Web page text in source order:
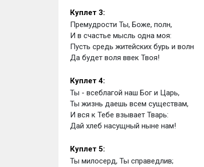
Куплет 3:
Премудрости Ты, Боже, полн,
И в счастье мысль одна моя:
Пусть средь житейских бурь и волн
Да будет воля ввек Твоя!
Куплет 4:
Ты - всеблагой наш Бог и Царь,
Ты жизнь даешь всем существам,
И вся к Тебе взывает Тварь:
Дай хлеб насущный ныне нам!
Куплет 5:
Ты милосерд, Ты справедлив;